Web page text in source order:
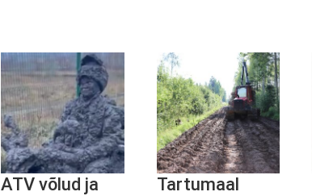
ATV võlud ja
Tartumaal